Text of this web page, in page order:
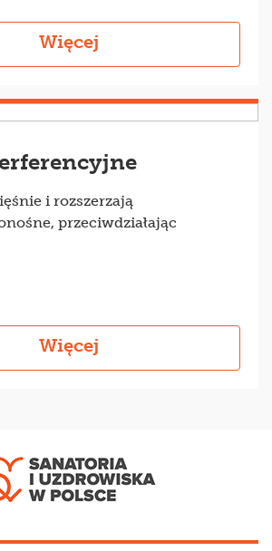
Więcej
i rozszerzają
przeciwdziałając
Więcej